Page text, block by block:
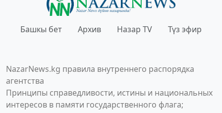
Башкы бет Архив Назар TV Түз эфир
NazarNews.kg правила внутреннего распорядка
агентства
Принципы справедливости, истины и национальных
интересов в памяти государственного флага;